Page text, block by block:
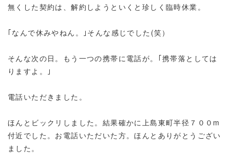
無くした契約は、解約しようといくと珍しく臨時休業。
｢なんで休みやねん。｣そんな感じでした(笑）
そんな次の日。もう一つの携帯に電話が。｢携帯落としては
りますよ。｣
電話いただきました。
ほんとビックリしました。結果確かに上島東町半径７００m
付近でした。お電話いただいた方。ほんとありがとうござい
ました。